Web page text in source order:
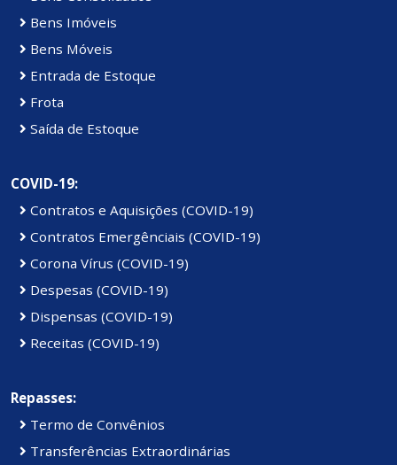
Bens Imóveis
Bens Móveis
Entrada de Estoque
Frota
Saída de Estoque
COVID-19:
Contratos e Aquisições (COVID-19)
Contratos Emergênciais (COVID-19)
Corona Vírus (COVID-19)
Despesas (COVID-19)
Dispensas (COVID-19)
Receitas (COVID-19)
Repasses:
Termo de Convênios
Transferências Extraordinárias